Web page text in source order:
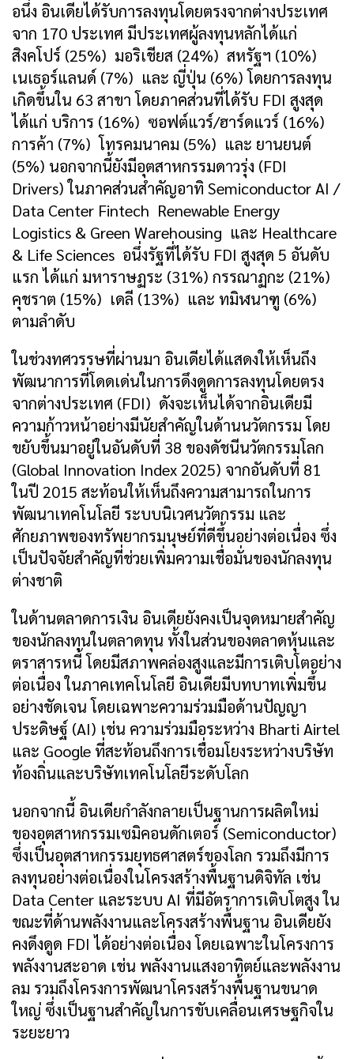
อนึ่ง อินเดียได้รับการลงทุนโดยตรงจากต่างประเทศ
จาก 170 ประเทศ มีประเทศผู้ลงทุนหลักได้แก่
สิงคโปร์ (25%) มอริเชียส (24%) สหรัฐฯ (10%)
เนเธอร์แลนด์ (7%) และ ญี่ปุ่น (6%) โดยการลงทุน
เกิดขึ้นใน 63 สาขา โดยภาคส่วนที่ได้รับ FDI สูงสุด
ได้แก่ บริการ (16%) ซอฟต์แวร์/ฮาร์ดแวร์ (16%)
การค้า (7%) โทรคมนาคม (5%) และ ยานยนต์
(5%) นอกจากนี้ยังมีอุตสาหกรรมดาวรุ่ง (FDI
Drivers) ในภาคส่วนสำคัญอาทิ Semiconductor AI /
Data Center Fintech Renewable Energy
Logistics & Green Warehousing และ Healthcare
& Life Sciences อนึ่งรัฐที่ได้รับ FDI สูงสุด 5 อันดับ
แรก ได้แก่ มหาราษฏระ (31%) กรรณาฏกะ (21%)
คุชราต (15%) เดลี (13%) และ ทมิฬนาฑู (6%)
ตามลำดับ
ในช่วงทศวรรษที่ผ่านมา อินเดียได้แสดงให้เห็นถึง
พัฒนาการที่โดดเด่นในการดึงดูดการลงทุนโดยตรง
จากต่างประเทศ (FDI) ดังจะเห็นได้จากอินเดียมี
ความก้าวหน้าอย่างมีนัยสำคัญในด้านนวัตกรรม โดย
ขยับขึ้นมาอยู่ในอันดับที่ 38 ของดัชนีนวัตกรรมโลก
(Global Innovation Index 2025) จากอันดับที่ 81
ในปี 2015 สะท้อนให้เห็นถึงความสามารถในการ
พัฒนาเทคโนโลยี ระบบนิเวศนวัตกรรม และ
ศักยภาพของทรัพยากรมนุษย์ที่ดีขึ้นอย่างต่อเนื่อง ซึ่ง
เป็นปัจจัยสำคัญที่ช่วยเพิ่มความเชื่อมั่นของนักลงทุน
ต่างชาติ
ในด้านตลาดการเงิน อินเดียยังคงเป็นจุดหมายสำคัญ
ของนักลงทุนในตลาดทุน ทั้งในส่วนของตลาดหุ้นและ
ตราสารหนี้ โดยมีสภาพคล่องสูงและมีการเติบโตอย่าง
ต่อเนื่อง ในภาคเทคโนโลยี อินเดียมีบทบาทเพิ่มขึ้น
อย่างชัดเจน โดยเฉพาะความร่วมมือด้านปัญญา
ประดิษฐ์ (AI) เช่น ความร่วมมือระหว่าง Bharti Airtel
และ Google ที่สะท้อนถึงการเชื่อมโยงระหว่างบริษัท
ท้องถิ่นและบริษัทเทคโนโลยีระดับโลก
นอกจากนี้ อินเดียกำลังกลายเป็นฐานการผลิตใหม่
ของอุตสาหกรรมเซมิคอนดักเตอร์ (Semiconductor)
ซึ่งเป็นอุตสาหกรรมยุทธศาสตร์ของโลก รวมถึงมีการ
ลงทุนอย่างต่อเนื่องในโครงสร้างพื้นฐานดิจิทัล เช่น
Data Center และระบบ AI ที่มีอัตราการเติบโตสูง ใน
ขณะที่ด้านพลังงานและโครงสร้างพื้นฐาน อินเดียยัง
คงดึงดูด FDI ได้อย่างต่อเนื่อง โดยเฉพาะในโครงการ
พลังงานสะอาด เช่น พลังงานแสงอาทิตย์และพลังงาน
ลม รวมถึงโครงการพัฒนาโครงสร้างพื้นฐานขนาด
ใหญ่ ซึ่งเป็นฐานสำคัญในการขับเคลื่อนเศรษฐกิจใน
ระยะยาว